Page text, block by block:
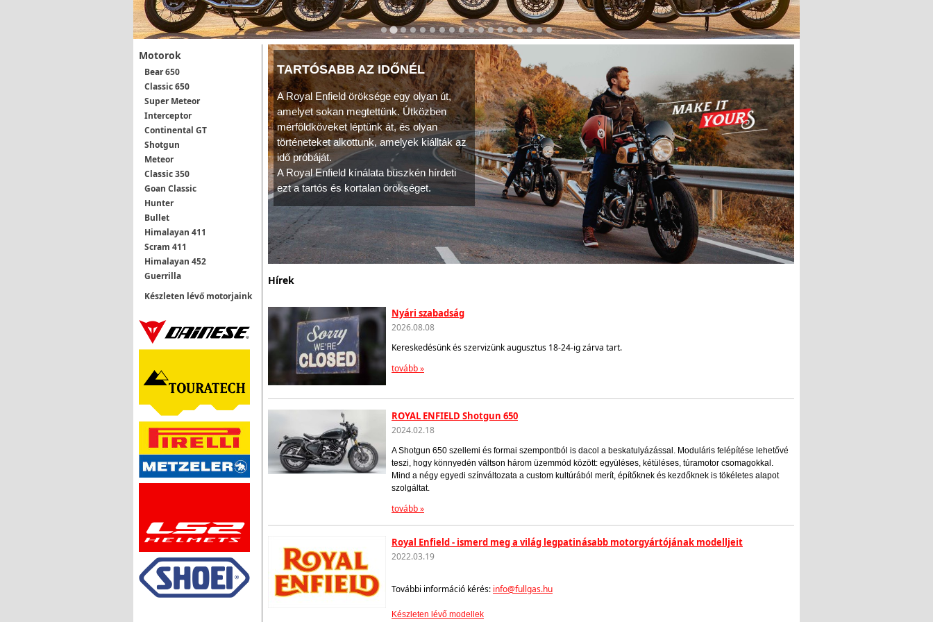
Motorok
Bear 650
Classic 650
Super Meteor
Interceptor
Continental GT
Shotgun
Meteor
Classic 350
Goan Classic
Hunter
Bullet
Himalayan 411
Scram 411
Himalayan 452
Guerrilla
Készleten lévő motorjaink
TARTÓSABB AZ IDŐNÉL
A Royal Enfield öröksége egy olyan út,
amelyet sokan megtettünk. Útközben
mérföldköveket léptünk át, és olyan
történeteket alkottunk, amelyek kiállták az
idő próbáját.
A Royal Enfield kínálata büszkén hírdeti
ezt a tartós és kortalan örökséget.
Hírek
Nyári szabadság
2026.08.08
Kereskedésünk és szervizünk augusztus 18-24-ig zárva tart.
tovább »
ROYAL ENFIELD Shotgun 650
2024.02.18
A Shotgun 650 szellemi és formai szempontból is dacol a beskatulyázással. Moduláris felépítése lehetővé
teszi, hogy könnyedén váltson három üzemmód között: együléses, kétüléses, túramotor csomagokkal.
Mind a négy egyedi színváltozata a custom kultúrából merít, építőknek és kezdőknek is tökéletes alapot
szolgáltat.
tovább »
Royal Enfield - ismerd meg a világ legpatinásabb motorgyártójának modelljeit
2022.03.19
További információ kérés: info@fullgas.hu
Készleten lévő modellek